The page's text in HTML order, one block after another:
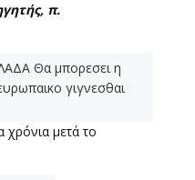
π.
Θα μπορεσει η
γιγνεσθαι
χρόνια μετά το